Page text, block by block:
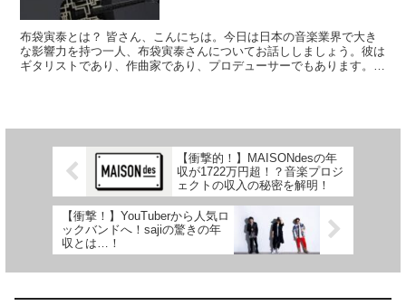
布袋寅泰とは？ 皆さん、こんにちは。今日は日本の音楽業界で大き
な影響力を持つ一人、布袋寅泰さんについてお話ししましょう。彼は
ギタリストであり、作曲家であり、プロデューサーでもあります。そ
【衝撃的！】MAISONdesの年
収が1722万円超！？音楽プロジ
ェクトの収入の秘密を解明！
【衝撃！】YouTuberから人気ロ
ックバンドへ！sajiの驚きの年
収とは…！